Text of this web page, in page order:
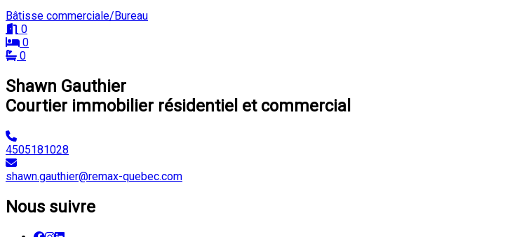
Bâtisse commerciale/Bureau
0
0
0
Shawn Gauthier
Courtier immobilier résidentiel et commercial
4505181028
shawn.gauthier@remax-quebec.com
Nous suivre